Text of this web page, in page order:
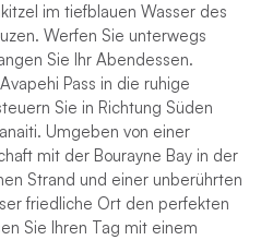
im tiefblauen Wasser des
Werfen Sie unterwegs
Sie Ihr Abendessen.
Pass in die ruhige
Sie in Richtung Süden
Umgeben von einer
mit der Bourayne Bay in der
Strand und einer unberührten
friedliche Ort den perfekten
Sie Ihren Tag mit einem